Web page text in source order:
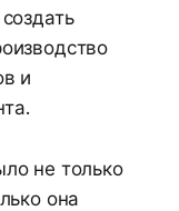
и
не только
она